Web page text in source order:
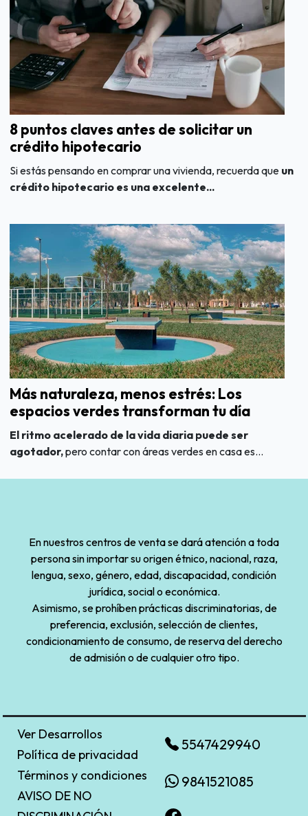
8 puntos claves antes de solicitar un
crédito hipotecario
Si estás pensando en comprar una vivienda, recuerda que un
crédito hipotecario es una excelente...
Más naturaleza, menos estrés: Los
espacios verdes transforman tu día
El ritmo acelerado de la vida diaria puede ser
agotador,pero contar con áreas verdes en casa es...
En nuestros centros de venta se dará atención a toda
persona sin importar su origen étnico, nacional, raza,
lengua, sexo, género, edad, discapacidad, condición
jurídica, social o económica.
Asimismo, se prohíben prácticas discriminatorias, de
preferencia, exclusión, selección de clientes,
condicionamiento de consumo, de reserva del derecho
de admisión o de cualquier otro tipo.
Ver Desarrollos
Política de privacidad
Términos y condiciones
AVISO DE NO
5547429940
9841521085